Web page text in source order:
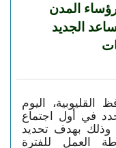
المدن
الجديد
اليوم
في أول اجتماع
وذلك بهدف تحديد
العمل للفترة